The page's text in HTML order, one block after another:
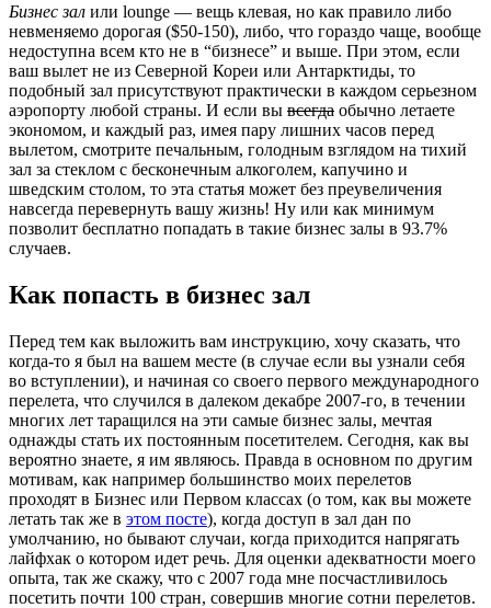
Бизнес зал или lounge — вещь клевая, но как правило либо
невменяемо дорогая ($50-150), либо, что гораздо чаще, вообще
недоступна всем кто не в “бизнесе” и выше. При этом, если
ваш вылет не из Северной Кореи или Антарктиды, то
подобный зал присутствуют практически в каждом серьезном
аэропорту любой страны. И если вы всегда обычно летаете
экономом, и каждый раз, имея пару лишних часов перед
вылетом, смотрите печальным, голодным взглядом на тихий
зал за стеклом с бесконечным алкоголем, капучино и
шведским столом, то эта статья может без преувеличения
навсегда перевернуть вашу жизнь! Ну или как минимум
позволит бесплатно попадать в такие бизнес залы в 93.7%
случаев.
Как попасть в бизнес зал
Перед тем как выложить вам инструкцию, хочу сказать, что
когда-то я был на вашем месте (в случае если вы узнали себя
во вступлении), и начиная со своего первого международного
перелета, что случился в далеком декабре 2007-го, в течении
многих лет таращился на эти самые бизнес залы, мечтая
однажды стать их постоянным посетителем. Сегодня, как вы
вероятно знаете, я им являюсь. Правда в основном по другим
мотивам, как например большинство моих перелетов
проходят в Бизнес или Первом классах (о том, как вы можете
летать так же в этом посте), когда доступ в зал дан по
умолчанию, но бывают случаи, когда приходится напрягать
лайфхак о котором идет речь. Для оценки адекватности моего
опыта, так же скажу, что с 2007 года мне посчастливилось
посетить почти 100 стран, совершив многие сотни перелетов.